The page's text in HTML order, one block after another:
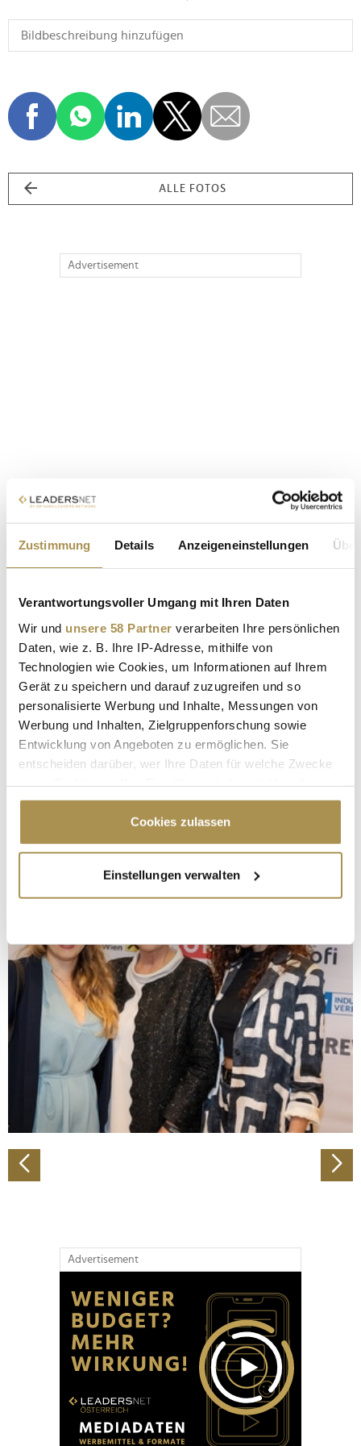
Zustimmung Details Anzeigeneinstellungen
Verantwortungsvoller Umgang mit Ihren Daten
Wir und unsere 58 Partner verarbeiten Ihre persönlichen
Daten, wie z. B. Ihre IP-Adresse, mithilfe von
Technologien wie Cookies, um Informationen auf Ihrem
Gerät zu speichern und darauf zuzugreifen und so
personalisierte Werbung und Inhalte, Messungen von
Werbung und Inhalten, Zielgruppenforschung sowie
Entwicklung von Angeboten zu ermöglichen. Sie
entscheiden darüber, wer Ihre Daten für welche Zwecke
Cookie-Erklärung oder durch Klicken auf das Privacy
Trigger Symbol ändern oder widerrufen
Informationen über Ihre geografische Lage
erfassen, welche bis auf einige Meter genau sein
bestimmten Merkmalen (Fingerprinting) identifizieren
Erfahren Sie mehr darüber, wie Ihre persönlichen Daten
verarbeitet werden, und legen Sie Ihre Präferenzen im
Abschnitt Einzelheiten fest.
Wir verwenden Cookies, um Inhalte und Anzeigen zu
personalisieren, Funktionen für soziale Medien anbieten
zu können und die Zugriffe auf unsere Website zu
analysieren. Außerdem geben wir Informationen zu Ihrer
Verwendung unserer Website an unsere Partner für
soziale Medien, Werbung und Analysen weiter. Unsere
Partner führen diese Informationen möglicherweise mit
Cookies zulassen
Einstellungen verwalten
ALLE FOTOS
Advertisement
Advertisement